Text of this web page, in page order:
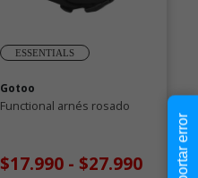
ESSENTIALS
Gotoo
Functional arnés rosado
$17.990 - $27.990 Reportar error